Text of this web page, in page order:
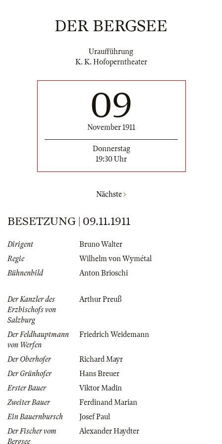
DER BERGSEE
Uraufführung
K. K. Hofoperntheater
09
November 1911
Donnerstag
19:30 Uhr
Nächste
BESETZUNG | 09.11.1911
Dirigent
Bruno Walter
Regie
Wilhelm von Wymétal
Bühnenbild
Anton Brioschi
Der Kanzler des
Erzbischofs von
Salzburg
Arthur Preuß
Der Feldhauptmann
von Werfen
Friedrich Weidemann
Der Oberhofer
Richard Mayr
Der Grünhofer
Hans Breuer
Erster Bauer
Viktor Madin
Zweiter Bauer
Ferdinand Marian
Ein Bauernbursch
Josef Paul
Der Fischer vom
Bergsee
Alexander Haydter